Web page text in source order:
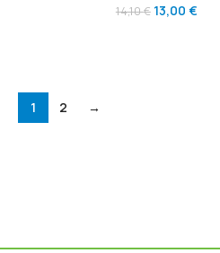
14,10€ 13,00 €
1 2 →